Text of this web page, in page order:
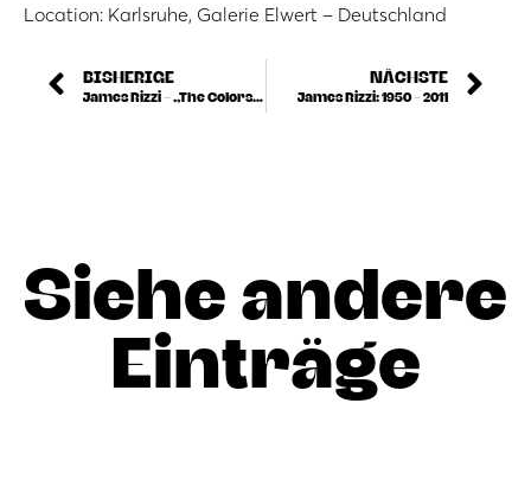
Location: Karlsruhe, Galerie Elwert – Deutschland
BISHERIGE
James Rizzi – „The Colors Of My City“
NÄCHSTE
James Rizzi: 1950 – 2011
Siehe andere
Einträge